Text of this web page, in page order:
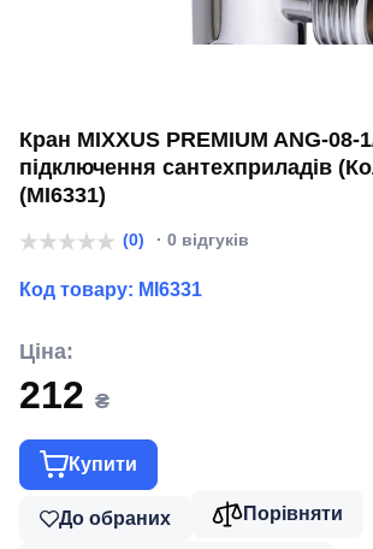
Кран MIXXUS PREMIUM ANG-08-
підключення сантехприладів
(MI6331)
(0) · 0 відгуків
Код товару: MI6331
Ціна:
212 ₴
Купити
До обраних Порівняти